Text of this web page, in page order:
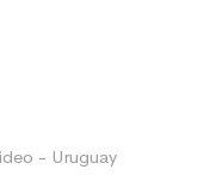
- Uruguay